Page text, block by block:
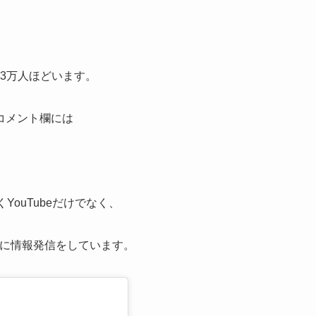
人ほどいます。
メント欄には
だけでなく、
情報発信をしています。